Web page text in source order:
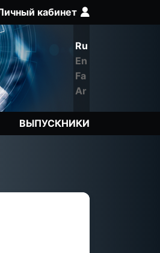
кабинет Q
Ru
En
Fa
Ar
ВЫПУСКНИКИ